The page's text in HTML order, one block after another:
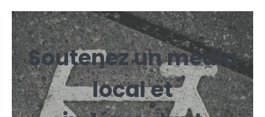
Soutenez un média
local et